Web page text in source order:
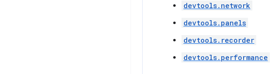
devtools.network
devtools.panels
devtools.recorder
devtools.performance